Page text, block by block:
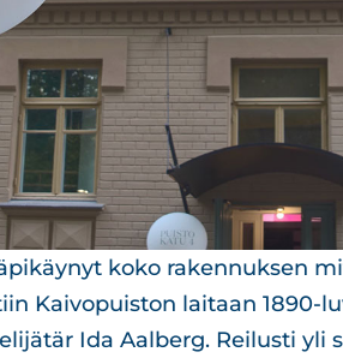
koko rakennuksen
Kaivopuiston laitaan 1890-
Ida Aalberg. Reilusti yli